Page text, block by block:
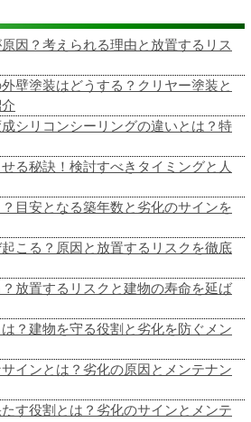
因？考えられる理由と放置するリス
壁塗装はどうする？クリヤー塗装と
シリコンシーリングの違いとは？特
る秘訣！検討すべきタイミングと人
目安となる築年数と劣化のサインを
こる？原因と放置するリスクを徹底
放置するリスクと建物の寿命を延ば
？建物を守る役割と劣化を防ぐメン
インとは？劣化の原因とメンテナン
す役割とは？劣化のサインとメンテ